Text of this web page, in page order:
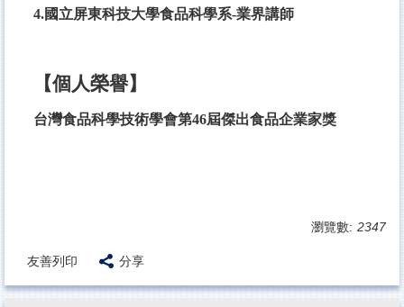
4.國立屏東科技大學食品科學系-業界講師
【個人榮譽】
台灣食品科學技術學會第46屆傑出食品企業家獎
瀏覽數: 2347
友善列印 分享